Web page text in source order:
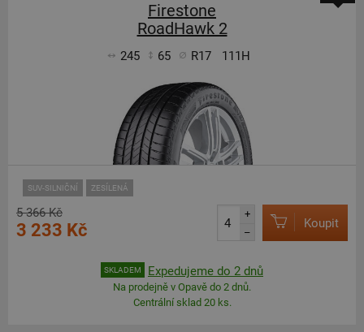
Firestone
RoadHawk 2
245 65 R17 111H
SUV-SILNIČNÍ ZESÍLENÁ
5 366 Kč
3 233 Kč
+
–
Koupit
SKLADEM Expedujeme do 2 dnů
Na prodejně v Opavě do 2 dnů.
Centrální sklad 20 ks.